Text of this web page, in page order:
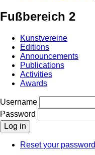
Fußbereich 2
Kunstvereine
Editions
Announcements
Publications
Activities
Awards
Username
Password
Reset your password